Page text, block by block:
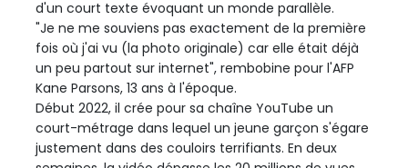
d'un court texte évoquant un monde parallèle.
"Je ne me souviens pas exactement de la première
fois où j'ai vu (la photo originale) car elle était déjà
un peu partout sur internet", rembobine pour l'AFP
Kane Parsons, 13 ans à l'époque.
Début 2022, il crée pour sa chaîne YouTube un
court-métrage dans lequel un jeune garçon s'égare
justement dans des couloirs terrifiants. En deux